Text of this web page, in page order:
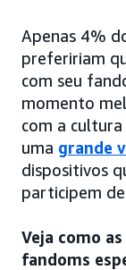
Apenas 4%
prefeririam
com seu
momento
com a
uma grande
dispositivos
participem
Veja como
fandoms